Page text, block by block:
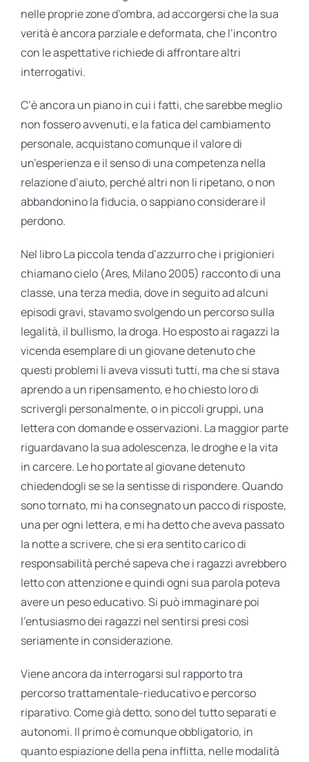
nelle proprie zone d’ombra, ad accorgersi che la sua
verità è ancora parziale e deformata, che l’incontro
con le aspettative richiede di affrontare altri
interrogativi.
C’è ancora un piano in cui i fatti, che sarebbe meglio
non fossero avvenuti, e la fatica del cambiamento
personale, acquistano comunque il valore di
un’esperienza e il senso di una competenza nella
relazione d’aiuto, perché altri non li ripetano, o non
abbandonino la fiducia, o sappiano considerare il
perdono.
Nel libro La piccola tenda d’azzurro che i prigionieri
chiamano cielo (Ares, Milano 2005) racconto di una
classe, una terza media, dove in seguito ad alcuni
episodi gravi, stavamo svolgendo un percorso sulla
legalità, il bullismo, la droga. Ho esposto ai ragazzi la
vicenda esemplare di un giovane detenuto che
questi problemi li aveva vissuti tutti, ma che si stava
aprendo a un ripensamento, e ho chiesto loro di
scrivergli personalmente, o in piccoli gruppi, una
lettera con domande e osservazioni. La maggior parte
riguardavano la sua adolescenza, le droghe e la vita
in carcere. Le ho portate al giovane detenuto
chiedendogli se se la sentisse di rispondere. Quando
sono tornato, mi ha consegnato un pacco di risposte,
una per ogni lettera, e mi ha detto che aveva passato
la notte a scrivere, che si era sentito carico di
responsabilità perché sapeva che i ragazzi avrebbero
letto con attenzione e quindi ogni sua parola poteva
avere un peso educativo. Si può immaginare poi
l’entusiasmo dei ragazzi nel sentirsi presi così
seriamente in considerazione.
Viene ancora da interrogarsi sul rapporto tra
percorso trattamentale-rieducativo e percorso
riparativo. Come già detto, sono del tutto separati e
autonomi. Il primo è comunque obbligatorio, in
quanto espiazione della pena inflitta, nelle modalità